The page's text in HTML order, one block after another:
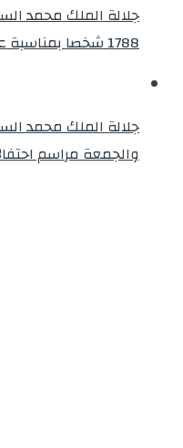
جلالة الملك محمد
1788 شخصا بمناسبة عيد العرش المجيد
جلالة الملك محمد
والجمعة مراسم